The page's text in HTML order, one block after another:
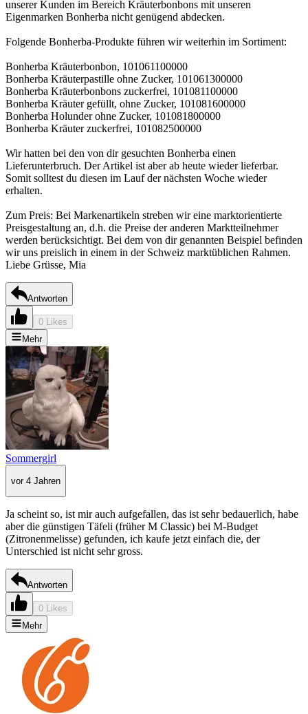
unserer Kunden im Bereich Kräuterbonbons mit unseren
Eigenmarken Bonherba nicht genügend abdecken.
Folgende Bonherba-Produkte führen wir weiterhin im Sortiment:
Bonherba Kräuterbonbon, 101061100000
Bonherba Kräuterpastille ohne Zucker, 101061300000
Bonherba Kräuterbonbons zuckerfrei, 101081100000
Bonherba Kräuter gefüllt, ohne Zucker, 101081600000
Bonherba Holunder ohne Zucker, 101081800000
Bonherba Kräuter zuckerfrei, 101082500000
Wir hatten bei den von dir gesuchten Bonherba einen
Lieferunterbruch. Der Artikel ist aber ab heute wieder lieferbar.
Somit solltest du diesen im Lauf der nächsten Woche wieder
erhalten.
Zum Preis: Bei Markenartikeln streben wir eine marktorientierte
Preisgestaltung an, d.h. die Preise der anderen Marktteilnehmer
werden berücksichtigt. Bei dem von dir genannten Beispiel befinden
wir uns preislich in einem in der Schweiz marktüblichen Rahmen.
Liebe Grüsse, Mia
Antworten
0 Likes
Mehr
Sommergirl
vor 4 Jahren
Ja scheint so, ist mir auch aufgefallen, das ist sehr bedauerlich, habe
aber die günstigen Täfeli (früher M Classic) bei M-Budget
(Zitronenmelisse) gefunden, ich kaufe jetzt einfach die, der
Unterschied ist nicht sehr gross.
Antworten
0 Likes
Mehr